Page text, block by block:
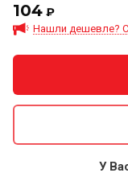
104 ₽
Нашли дешевле?
У